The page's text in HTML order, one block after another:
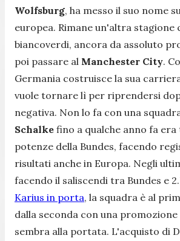
Wolfsburg, ha messo il suo nome
europea. Rimane un'altra stagione
biancoverdi, ancora da assoluto
poi passare al Manchester City.
Germania costruisce la sua
vuole tornare lì per riprendersi
negativa. Non lo fa con una
Schalke fino a qualche anno fa
potenze della Bundes, facendo
risultati anche in Europa. Negli
facendo il saliscendi tra Bundes e
Karius in porta, la squadra è al
dalla seconda con una
sembra alla portata. L'acquisto di